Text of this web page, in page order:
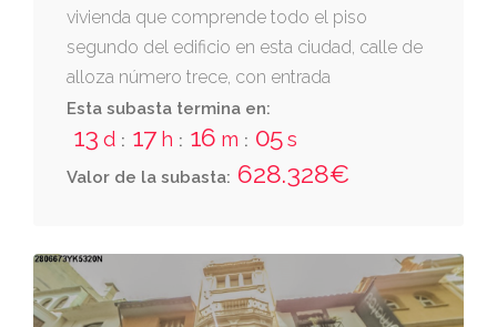
vivienda que comprende todo el piso
segundo del edificio en esta ciudad, calle de
alloza número trece, con entrada
independiente a través del portal - zaguán y
escalera de uso común, distribuida
interiormente y ocupa una superficie de cien
vaquer; izquierda, la de emilio pellicer ripolles
y fondo o espaldas la decarmen ramos.
cuota: veintisiete enteros por ciento
Esta subasta termina en:
13 d : 17 h : 16 m : 04s
Valor de la subasta: 628.328€